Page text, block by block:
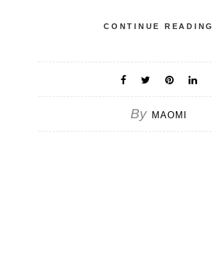
CONTINUE READING
By MAOMI